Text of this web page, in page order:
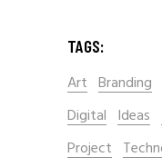
TAGS:
Art Branding
Digital Ideas
Project